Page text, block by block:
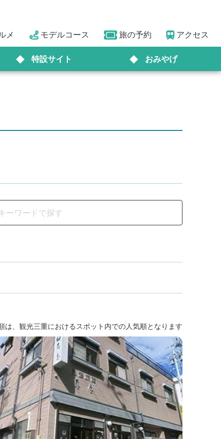
メ モデルコース 旅の予約 アクセス
特設サイト おみやげ
は、観光三重におけるスポット内での人気順となります